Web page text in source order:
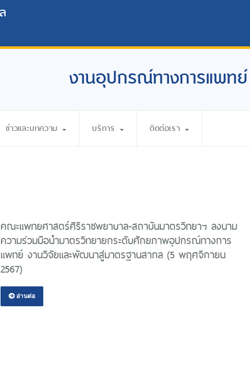
งานอุปกรณ์ทางการแพทย์
ข่าวและบทความ บริการ ติดต่อเรา
คณะแพทยศาสตร์ศิริราชพยาบาล-สถาบันมาตรวิทยาฯ ลงนาม
ความร่วมมือนำมาตรวิทยายกระดับศักยภาพอุปกรณ์ทางการ
แพทย์ งานวิจัยและพัฒนาสู่มาตรฐานสากล (5 พฤศจิกายน
2567)
อ่านต่อ